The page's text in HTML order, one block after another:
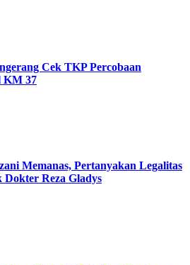
Cek TKP Percobaan
KM 37
Memanas, Pertanyakan Legalitas
Reza Gladys